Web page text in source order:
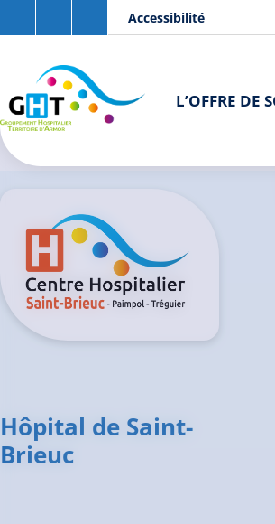
Aller au contenu principal
Accessibilité
L’OFFRE DE
Hôpital de Saint-
Brieuc
Panneau de gestion des cookies